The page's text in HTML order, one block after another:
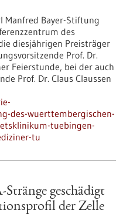
Manfred Bayer-Stiftung
des
diesjährigen Preisträger
Prof. Dr.
Feierstunde, bei der auch
Prof. Dr. Claus Claussen
des-wuerttembergischen-
tuebingen-
tu
geschädigt
der Zelle